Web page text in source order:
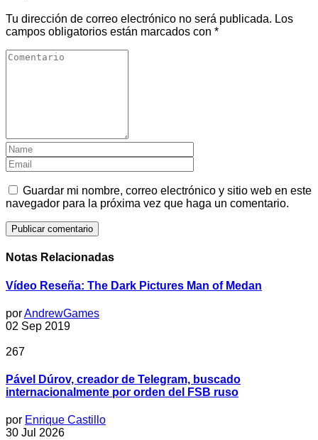
Tu dirección de correo electrónico no será publicada. Los
campos obligatorios están marcados con *
Guardar mi nombre, correo electrónico y sitio web en este
navegador para la próxima vez que haga un comentario.
Notas Relacionadas
Vídeo Reseña: The Dark Pictures Man of Medan
porAndrewGames
02 Sep 2019
267
Pável Dúrov, creador de Telegram, buscado
internacionalmente por orden del FSB ruso
por Enrique Castillo
30 Jul 2026